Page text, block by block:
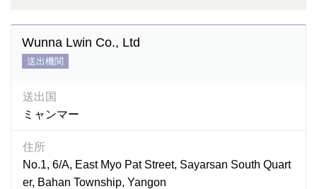
Wunna Lwin Co., Ltd
送出機関
送出国
ミャンマー
住所
No.1, 6/A, East Myo Pat Street, Sayarsan South Quart
er, Bahan Township, Yangon